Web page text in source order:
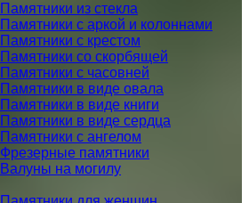
Памятники из стекла
Памятники с аркой и колоннами
Памятники с крестом
Памятники со скорбящей
Памятники с часовней
Памятники в виде овала
Памятники в виде книги
Памятники в виде сердца
Памятники с ангелом
Фрезерные памятники
Валуны на могилу